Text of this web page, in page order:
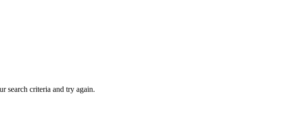
search criteria and try again.